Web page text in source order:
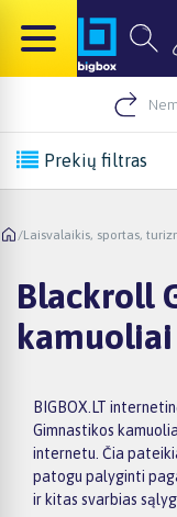
Prekių filtras
/Laisvalaikis, sportas,
Blackroll
kamuoliai
BIGBOX.LT
Gimnastikos
internetu. Čia
patogu palyginti
ir kitas svarbias